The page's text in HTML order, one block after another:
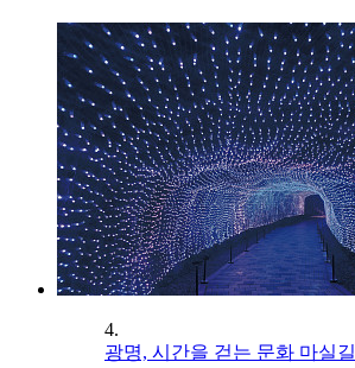
4.
광명, 시간을 걷는 문화 마실길